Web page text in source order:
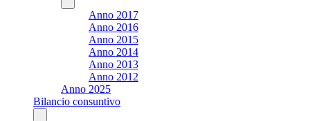
Anno 2017
Anno 2016
Anno 2015
Anno 2014
Anno 2013
Anno 2012
Anno 2025
Bilancio consuntivo